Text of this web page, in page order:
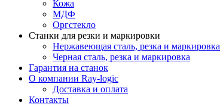
Кожа
МДФ
Оргстекло
Станки для резки и маркировки
Нержавеющая сталь, резка и маркировка
Черная сталь, резка и маркировка
Гарантия на станок
О компании Ray-logic
Доставка и оплата
Контакты